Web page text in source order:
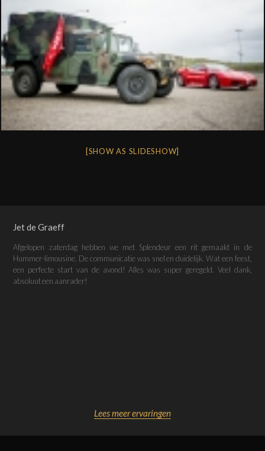
[SHOW AS SLIDESHOW]
Jet de Graeff
Afgelopen zaterdag hebben we met Splendeur een rit gemaakt in de
Hummer-limousine. De communicatie was snel en duidelijk. Wat een feest,
een perfecte start van de avond! Alles was super geregeld. Veel dank,
absoluut een aanrader!
Lees meer ervaringen